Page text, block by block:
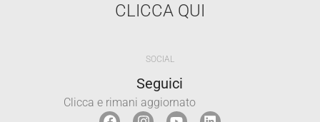
CLICCA QUI
SOCIAL
Seguici
Clicca e rimani aggiornato